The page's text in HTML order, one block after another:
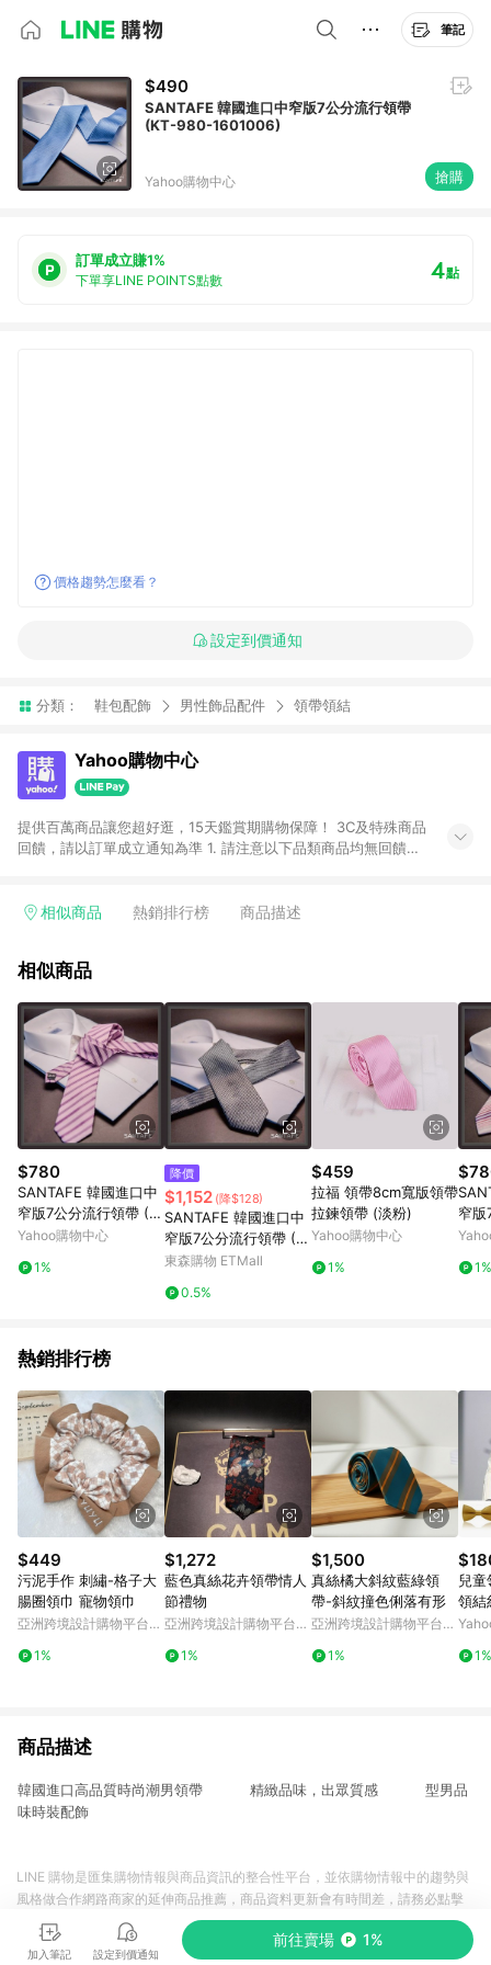
筆記
$490
SANTAFE 韓國進口中窄版7公分流行領帶
(KT-980-1601006)
Yahoo購物中心 搶購
訂單成立賺1%
下單享LINE POINTS點數 4點
價格趨勢怎麼看？
設定到價通知
分類： 鞋包配飾 男性飾品配件 領帶領結
Yahoo購物中心
提供百萬商品讓您超好逛，15天鑑賞期購物保障！ 3C及特殊商品
回饋，請以訂單成立通知為準 1. 請注意以下品類商品均無回饋：
電玩/遊戲/相機/單眼/鏡頭/拍立得 [2024/6/1起適用] -內接硬
的購回饋活動享Yahoo超贈點回饋者 - 購物中心商店之商品：商
3. 訂單回饋金額將扣除運費/購物金/超贈點/福利金/紅利折抵/折
價券等虛擬貨幣折抵 4. 大宗採購或批發轉賣不具回饋資格： 如
有相關事證認定您為大宗採購、批發轉賣而非最終消費使用者，
相關認定以Yahoo購物中心之認定為準
相似商品 熱銷排行榜 商品描述
相似商品
$780
SANTAFE 韓國進口中
窄版7公分流行領帶 (K
T-128-1601005)
Yahoo購物中心
1%
降價
$1,152 (降$128)
SANTAFE 韓國進口中
窄版7公分流行領帶 (K
T-188-1601013)
東森購物 ETMall
0.5%
$459
拉福 領帶8cm寬版領帶
拉鍊領帶 (淡粉)
Yahoo購物中心
1%
窄版
T-
1%
熱銷排行榜
$449
污泥手作 刺繡-格子大
腸圈領巾 寵物領巾
亞洲跨境設計購物平台
1%
$1,272
藍色真絲花卉領帶情人
節禮物
亞洲跨境設計購物平台
1%
$1,500
真絲橘大斜紋藍綠領
帶-斜紋撞色俐落有形
亞洲跨境設計購物平台
1%
兒童
領結
1%
商品描述
韓國進口高品質時尚潮男領帶 精緻品味，出眾質感 型男品
味時裝配飾
加入筆記 設定到價通知
前往賣場 1%
LINE 購物是匯集購物情報與商品資訊的整合性平台，並依購物情報中的趨勢與
風格做合作網路商家的延伸商品推薦，商品資料更新會有時間差，請務必點擊
商品至各合作網路商家，確認現售價與購物條件，一切資訊以合作廠商網頁為
準。